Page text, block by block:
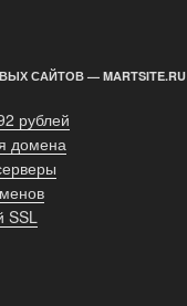
САЙТОВ — MARTSITE.RU
рублей
домена
SSL